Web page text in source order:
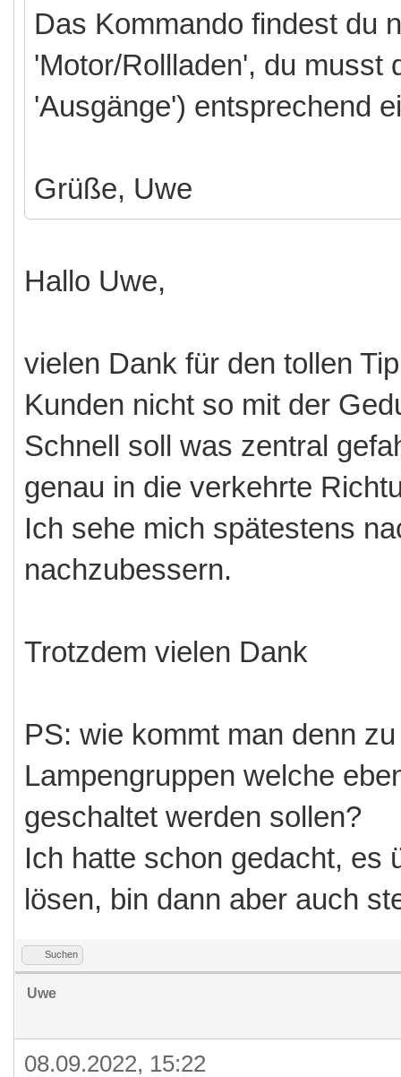
Das Kommando findest du
'Motor/Rollladen', du musst
'Ausgänge') entsprechend
Grüße, Uwe
Hallo Uwe,
vielen Dank für den tollen
Kunden nicht so mit der
Schnell soll was zentral
genau in die verkehrte
Ich sehe mich spätestens
nachzubessern.
Trotzdem vielen Dank
PS: wie kommt man denn
Lampengruppen welche
geschaltet werden sollen?
Ich hatte schon gedacht, es
lösen, bin dann aber auch
Suchen
Uwe
08.09.2022, 15:22